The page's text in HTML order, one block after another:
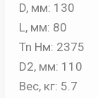
D, мм: 130
L, мм: 80
Tn Нм: 2375
D2, мм: 110
Вес, кг: 5.7